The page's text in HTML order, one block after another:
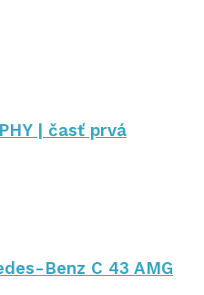
| časť prvá
Benz C 43 AMG